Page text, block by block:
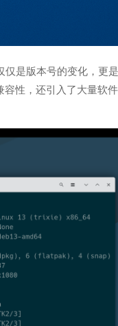
是版本号的变化，更
性，还引入了大量软